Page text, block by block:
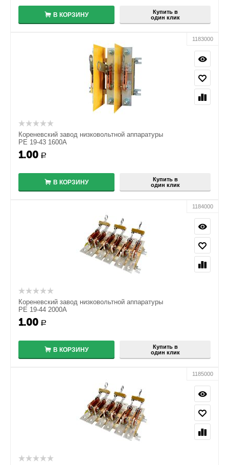
В КОРЗИНУ
Купить в
один клик
1183000
Кореневский завод низковольтной аппаратуры
РЕ 19-43 1600А
1.00 Р
В КОРЗИНУ
Купить в
один клик
1184000
Кореневский завод низковольтной аппаратуры
РЕ 19-44 2000А
1.00 Р
В КОРЗИНУ
Купить в
один клик
1185000